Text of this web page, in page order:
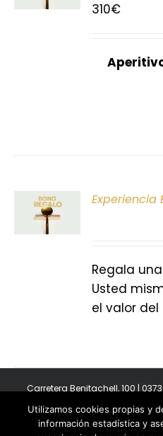
310€
Experiencia
Regala
Usted
el valor del
Carretera Benitachell, 100 |
Copyright 2011-2026 BonAmb
Política de privacidad|
Utilizamos cookies propias y
información estadística y